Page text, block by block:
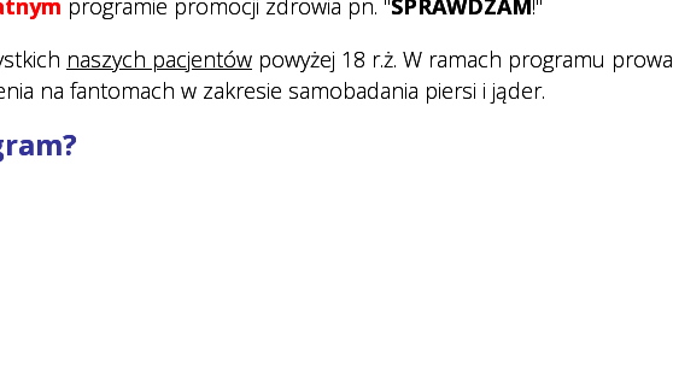
programie promocji zdrowia pn. "SPRAWDZAM!"
naszych pacjentów powyżej 18 r.ż. W ramach programu
na fantomach w zakresie samobadania piersi i jąder.